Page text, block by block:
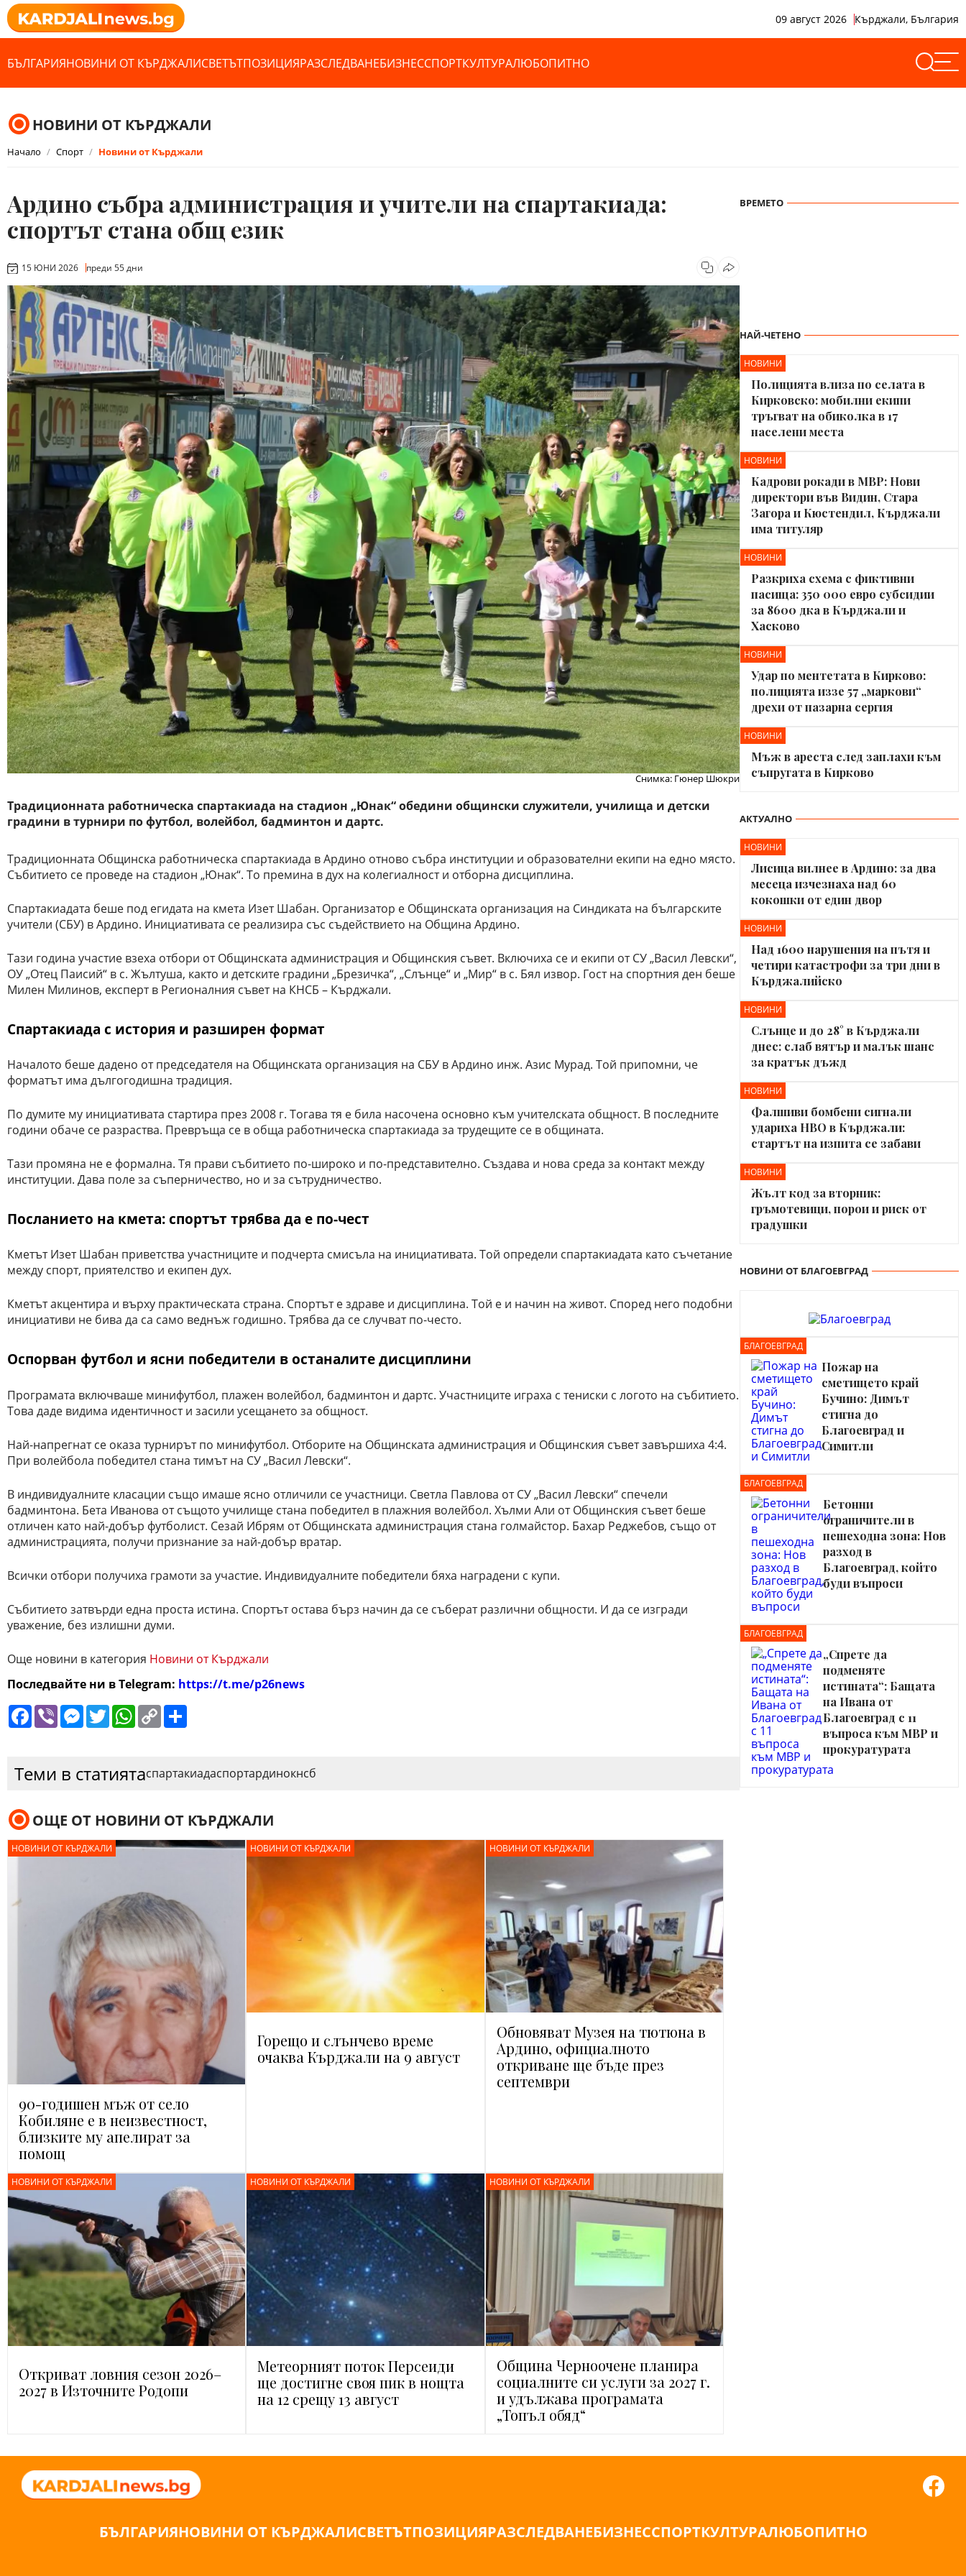
09 август 2026 Кърджали, България
БЪЛГАРИЯНОВИНИ ОТ КЪРДЖАЛИСВЕТЪТПОЗИЦИЯРАЗСЛЕДВАНЕБИЗНЕССПОРТКУЛТУРАЛЮБОПИТНО
НОВИНИ ОТ КЪРДЖАЛИ
Начало Спорт Новини от Кърджали
Ардино събра администрация и учители на спартакиада:
спортът стана общ език
15 ЮНИ 2026 преди 55 дни
Снимка: Гюнер Шюкри
Традиционната работническа спартакиада на стадион „Юнак“ обедини общински служители, училища и детски
градини в турнири по футбол, волейбол, бадминтон и дартс.
Традиционната Общинска работническа спартакиада в Ардино отново събра институции и образователни екипи на едно място.
Събитието се проведе на стадион „Юнак“. То премина в дух на колегиалност и отборна дисциплина.
Спартакиадата беше под егидата на кмета Изет Шабан. Организатор е Общинската организация на Синдиката на българските
учители (СБУ) в Ардино. Инициативата се реализира със съдействието на Община Ардино.
Тази година участие взеха отбори от Общинската администрация и Общинския съвет. Включиха се и екипи от СУ „Васил Левски“,
ОУ „Отец Паисий“ в с. Жълтуша, както и детските градини „Брезичка“, „Слънце“ и „Мир“ в с. Бял извор. Гост на спортния ден беше
Милен Милинов, експерт в Регионалния съвет на КНСБ – Кърджали.
Спартакиада с история и разширен формат
Началото беше дадено от председателя на Общинската организация на СБУ в Ардино инж. Азис Мурад. Той припомни, че
форматът има дългогодишна традиция.
По думите му инициативата стартира през 2008 г. Тогава тя е била насочена основно към учителската общност. В последните
години обаче се разраства. Превръща се в обща работническа спартакиада за трудещите се в общината.
Тази промяна не е формална. Тя прави събитието по-широко и по-представително. Създава и нова среда за контакт между
институции. Дава поле за съперничество, но и за сътрудничество.
Посланието на кмета: спортът трябва да е по-чест
Кметът Изет Шабан приветства участниците и подчерта смисъла на инициативата. Той определи спартакиадата като съчетание
между спорт, приятелство и екипен дух.
Кметът акцентира и върху практическата страна. Спортът е здраве и дисциплина. Той е и начин на живот. Според него подобни
инициативи не бива да са само веднъж годишно. Трябва да се случват по-често.
Оспорван футбол и ясни победители в останалите дисциплини
Програмата включваше минифутбол, плажен волейбол, бадминтон и дартс. Участниците играха с тениски с логото на събитието.
Това даде видима идентичност и засили усещането за общност.
Най-напрегнат се оказа турнирът по минифутбол. Отборите на Общинската администрация и Общинския съвет завършиха 4:4.
При волейбола победител стана тимът на СУ „Васил Левски“.
В индивидуалните класации също имаше ясно отличили се участници. Светла Павлова от СУ „Васил Левски“ спечели
бадминтона. Бета Иванова от същото училище стана победител в плажния волейбол. Хълми Али от Общинския съвет беше
отличен като най-добър футболист. Сезай Ибрям от Общинската администрация стана голмайстор. Бахар Реджебов, също от
администрацията, получи признание за най-добър вратар.
Всички отбори получиха грамоти за участие. Индивидуалните победители бяха наградени с купи.
Събитието затвърди една проста истина. Спортът остава бърз начин да се съберат различни общности. И да се изгради
уважение, без излишни думи.
Още новини в категория Новини от Кърджали
Последвайте ни в Telegram: https://t.me/p26news
Facebook
ViberMessenger
TwitterWhatsApp
Copy
Link
Теми в статиятаспартакиадаспортардинокнсб
ОЩЕ ОТ НОВИНИ ОТ КЪРДЖАЛИ
НОВИНИ ОТ КЪРДЖАЛИ
90-годишен мъж от село
Кобиляне е в неизвестност,
близките му апелират за
помощ
НОВИНИ ОТ КЪРДЖАЛИ
Горещо и слънчево време
очаква Кърджали на 9 август
НОВИНИ ОТ КЪРДЖАЛИ
Обновяват Музея на тютюна в
Ардино, официалното
откриване ще бъде през
септември
НОВИНИ ОТ КЪРДЖАЛИ
Откриват ловния сезон 2026–
2027 в Източните Родопи
НОВИНИ ОТ КЪРДЖАЛИ
Метеорният поток Персеиди
ще достигне своя пик в нощта
на 12 срещу 13 август
НОВИНИ ОТ КЪРДЖАЛИ
Община Черноочене планира
социалните си услуги за 2027 г.
и удължава програмата
„Топъл обяд“
ВРЕМЕТО
НАЙ-ЧЕТЕНО
НОВИНИ
Полицията влиза по селата в
Кирковско: мобилни екипи
тръгват на обиколка в 17
населени места
НОВИНИ
Кадрови рокади в МВР: Нови
директори във Видин, Стара
Загора и Кюстендил, Кърджали
има титуляр
НОВИНИ
Разкриха схема с фиктивни
пасища: 350 000 евро субсидии
за 8600 дка в Кърджали и
Хасково
НОВИНИ
Удар по ментетата в Кирково:
полицията иззе 57 „маркови“
дрехи от пазарна сергия
НОВИНИ
Мъж в ареста след заплахи към
съпругата в Кирково
АКТУАЛНО
НОВИНИ
Лисица вилнее в Ардино: за два
месеца изчезнаха над 60
кокошки от един двор
НОВИНИ
Над 1600 нарушения на пътя и
четири катастрофи за три дни в
Кърджалийско
НОВИНИ
Слънце и до 28° в Кърджали
днес: слаб вятър и малък шанс
за кратък дъжд
НОВИНИ
Фалшиви бомбени сигнали
удариха НВО в Кърджали:
стартът на изпита се забави
НОВИНИ
Жълт код за вторник:
гръмотевици, порои и риск от
градушки
НОВИНИ ОТ БЛАГОЕВГРАД
БЛАГОЕВГРАД
Пожар на
сметището край
Бучино: Димът
стигна до
Благоевград и
Симитли
БЛАГОЕВГРАД
Бетонни
ограничители в
пешеходна зона: Нов
разход в
Благоевград, който
буди въпроси
БЛАГОЕВГРАД
„Спрете да
подменяте
истината“: Бащата
на Ивана от
Благоевград с 11
въпроса към МВР и
прокуратурата
БЪЛГАРИЯНОВИНИ ОТ КЪРДЖАЛИСВЕТЪТПОЗИЦИЯРАЗСЛЕДВАНЕБИЗНЕССПОРТКУЛТУРАЛЮБОПИТНО